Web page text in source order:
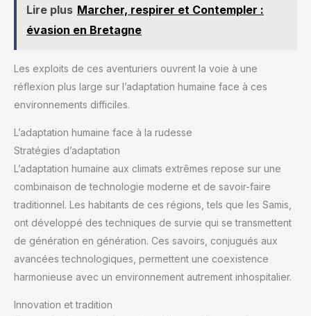
Lire plus Marcher, respirer et Contempler :
évasion en Bretagne
Les exploits de ces aventuriers ouvrent la voie à une
réflexion plus large sur l’adaptation humaine face à ces
environnements difficiles.
L’adaptation humaine face à la rudesse
Stratégies d’adaptation
L’adaptation humaine aux climats extrêmes repose sur une
combinaison de technologie moderne et de savoir-faire
traditionnel. Les habitants de ces régions, tels que les Samis,
ont développé des techniques de survie qui se transmettent
de génération en génération. Ces savoirs, conjugués aux
avancées technologiques, permettent une coexistence
harmonieuse avec un environnement autrement inhospitalier.
Innovation et tradition